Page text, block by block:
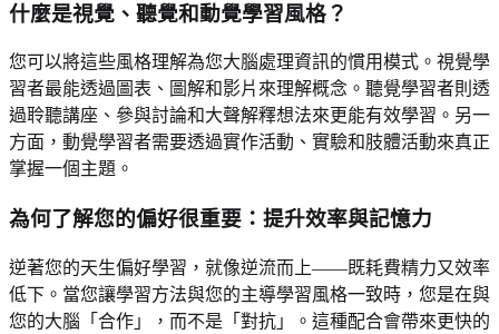
什麼是視覺、聽覺和動覺學習風格？
您可以將這些風格理解為您大腦處理資訊的慣用模式。視覺學
習者最能透過圖表、圖解和影片來理解概念。聽覺學習者則透
過聆聽講座、參與討論和大聲解釋想法來更能有效學習。另一
方面，動覺學習者需要透過實作活動、實驗和肢體活動來真正
掌握一個主題。
為何了解您的偏好很重要：提升效率與記憶力
逆著您的天生偏好學習，就像逆流而上——既耗費精力又效率
低下。當您讓學習方法與您的主導學習風格一致時，您是在與
您的大腦「合作」，而不是「對抗」。這種配合會帶來更快的